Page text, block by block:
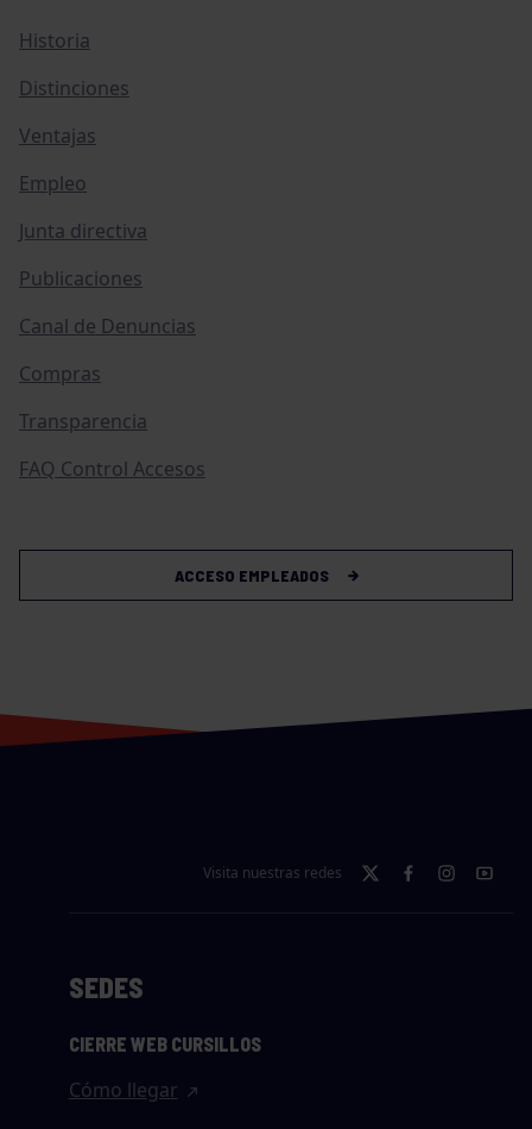
Historia
Distinciones
Ventajas
Empleo
Junta directiva
Publicaciones
Canal de Denuncias
Compras
Transparencia
FAQ Control Accesos
ACCESO EMPLEADOS
Visita nuestras redes
SEDES
CIERRE WEB CURSILLOS
Cómo llegar